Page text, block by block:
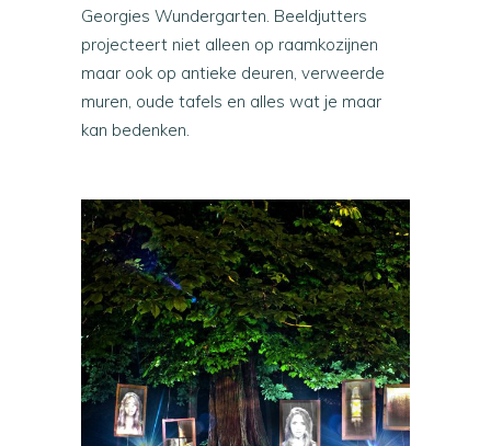
Georgies Wundergarten. Beeldjutters
projecteert niet alleen op raamkozijnen
maar ook op antieke deuren, verweerde
muren, oude tafels en alles wat je maar
kan bedenken.